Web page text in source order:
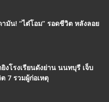
มัน! “ไต๋โอม” รอดชีวิต หลังลอย
งโรงเรียนดังย่าน นนทบุรี เจ็บ
7 รวมผู้ก่อเหตุ